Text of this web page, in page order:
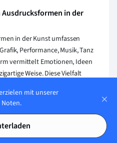
in der
in der Kunst umfassen
Performance, Musik, Tanz
vermittelt Emotionen, Ideen
Weise. Diese Vielfalt
die
mit unserer